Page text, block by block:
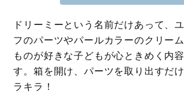
ドリーミーという名前だけあって、
フのパーツやパールカラーのクリー
ものが好きな子どもが心ときめく内
す。箱を開け、パーツを取り出すだ
ラキラ！